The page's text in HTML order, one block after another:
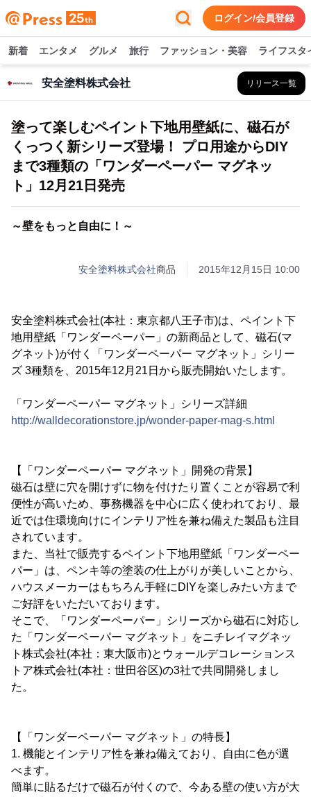
ログイン/会員登録
新着 エンタメ グルメ 旅行 ファッション・美容 ライフスタ
安全塗料株式会社 リリース一覧
塗って楽しむペイント下地用壁紙に、磁石が
くっつく新シリーズ登場！ プロ用途からDIY
まで3種類の「ワンダーペーパー マグネッ
ト」12月21日発売
～壁をもっと自由に！～
安全塗料株式会社商品 2015年12月15日 10:00
安全塗料株式会社(本社：東京都八王子市)は、ペイント下
地用壁紙「ワンダーペーパー」の新商品として、磁石(マ
グネット)が付く「ワンダーペーパー マグネット」シリー
ズ 3種類を、2015年12月21日から販売開始いたします。
「ワンダーペーパー マグネット」シリーズ詳細
http://walldecorationstore.jp/wonder-paper-mag-s.html
【「ワンダーペーパー マグネット」開発の背景】
磁石は壁に穴を開けずに物を付けたり置くことが容易で利
便性が高いため、事務機器を中心に広く使われており、最
近では住環境向けにインテリア性を兼ね備えた製品も注目
されています。
また、当社で販売するペイント下地用壁紙「ワンダーペー
パー」は、ペンキ等の塗装の仕上がりが美しいことから、
ハウスメーカーはもちろん手軽にDIYを楽しみたい方まで
ご好評をいただいております。
そこで、「ワンダーペーパー」シリーズから磁石に対応し
た「ワンダーペーパー マグネット」をニチレイマグネッ
ト株式会社(本社：東大阪市)とウォールデコレーションス
トア株式会社(本社：世田谷区)の3社で共同開発しまし
た。
【「ワンダーペーパー マグネット」の特長】
1. 機能とインテリア性を兼ね備えており、自由に色が選
べます。
簡単に貼るだけで磁石が付くので、今ある壁の使い方が大